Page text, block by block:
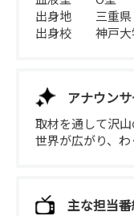
出身地
三重県
出身校
神戸大
アナウン
取材を通して沢
世界が広がり、わ
主な担当番